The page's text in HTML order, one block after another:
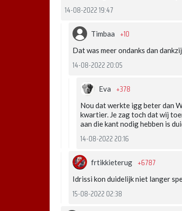
14-08-2022 19:47
Timbaa +10
Dat was meer ondanks dan
14-08-2022 20:05
Eva +378
Nou dat werkte igg beter dan
kwartier. Je zag toch dat wij
aan die kant nodig hebben is
14-08-2022 20:16
frtikkieterug +6787
Idrissi kon duidelijk niet langer
15-08-2022 02:38